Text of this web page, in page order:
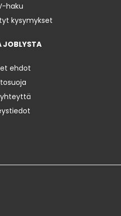
haku
kysymykset
JOBLYSTA
ehdot